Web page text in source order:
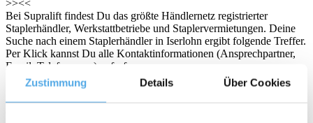
Zustimmung Details Über Cookies
>><<
Bei Supralift findest Du das größte Händlernetz registrierter
Staplerhändler, Werkstattbetriebe und Staplervermietungen. Deine
Suche nach einem Staplerhändler in Iserlohn ergibt folgende Treffer.
Per Klick kannst Du alle Kontaktinformationen (Ansprechpartner,
Email, Telefon usw.) aufrufen.
Stichwort/Händler